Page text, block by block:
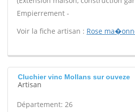
Empierrement -
Voir la fiche artisan : Rose
Cluchier vinc Mollans sur ouveze
Artisan
Département: 26